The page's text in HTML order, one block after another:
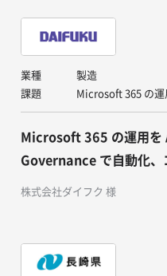
業種
製造
課題
Microsoft 365 の
Microsoft 365 の運用
Governance で自動化、
大する中、運用負担の大
株式会社ダイフク 様